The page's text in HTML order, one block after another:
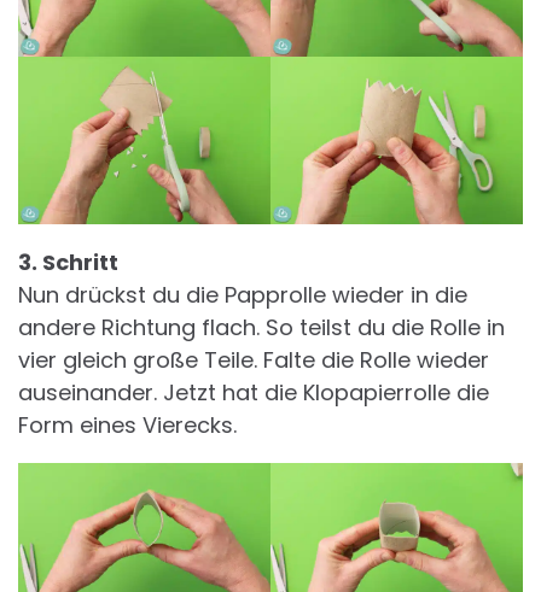
3. Schritt
Nun drückst du die Papprolle wieder in die
andere Richtung flach. So teilst du die Rolle in
vier gleich große Teile. Falte die Rolle wieder
auseinander. Jetzt hat die Klopapierrolle die
Form eines Vierecks.